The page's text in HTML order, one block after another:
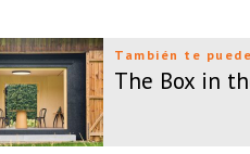
También te
The Box in